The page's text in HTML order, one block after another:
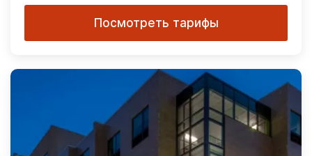
Посмотреть тарифы